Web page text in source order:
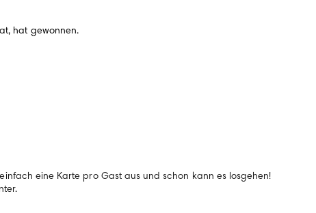
hat gewonnen.
eine Karte pro Gast aus und schon kann es losgehen!